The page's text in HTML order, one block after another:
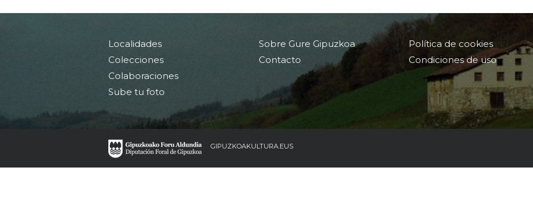
Localidades
Colecciones
Colaboraciones
Sube tu foto
Sobre Gure Gipuzkoa
Contacto
Política de cookies
Condiciones de uso
GIPUZKOAKULTURA.EUS